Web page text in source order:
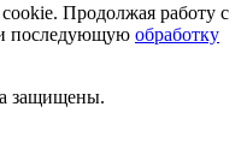
Продолжая работу с
последующую обработку
защищены.